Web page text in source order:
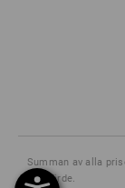
Summan av alla
varuvärde.